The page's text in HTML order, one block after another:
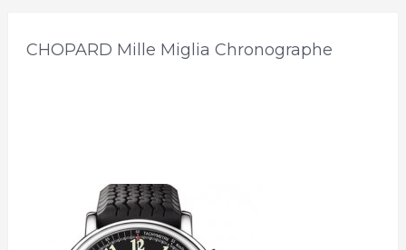
CHOPARD Mille Miglia Chronographe